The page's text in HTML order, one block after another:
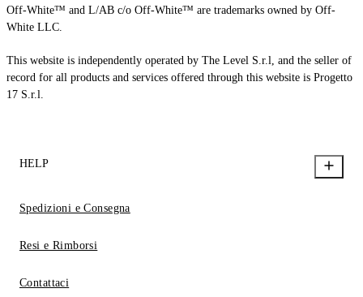
Off-White™ and L/AB c/o Off-White™ are trademarks owned by Off-
White LLC.
This website is independently operated by The Level S.r.l, and the seller of
record for all products and services offered through this website is Progetto
17 S.r.l.
HELP
Spedizioni e Consegna
Resi e Rimborsi
Contattaci